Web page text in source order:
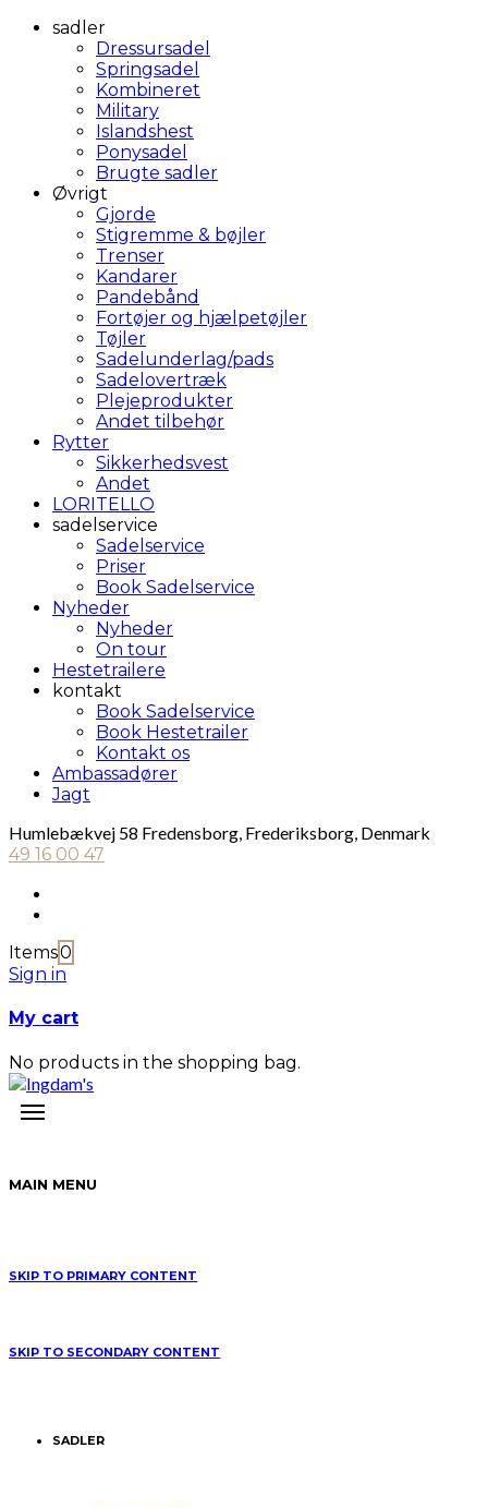
sadler
Dressursadel
Springsadel
Kombineret
Military
Islandshest
Ponysadel
Brugte sadler
Øvrigt
Gjorde
Stigremme & bøjler
Trenser
Kandarer
Pandebånd
Fortøjer og hjælpetøjler
Tøjler
Sadelunderlag/pads
Sadelovertræk
Plejeprodukter
Andet tilbehør
Rytter
Sikkerhedsvest
Andet
LORITELLO
sadelservice
Sadelservice
Priser
Book Sadelservice
Nyheder
Nyheder
On tour
Hestetrailere
kontakt
Book Sadelservice
Book Hestetrailer
Kontakt os
Ambassadører
Jagt
Humlebækvej 58 Fredensborg, Frederiksborg, Denmark
49 16 00 47
Items0
Sign in
My cart
No products in the shopping bag.
MAIN MENU
SKIP TO PRIMARY CONTENT
SKIP TO SECONDARY CONTENT
SADLER